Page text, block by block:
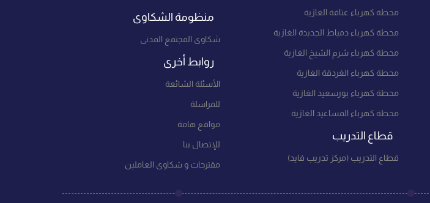
محطة كهرباء عتاقة الغازية
محطة كهرباء دمياط الجديدة الغازية
محطة كهرباء شرم الشيخ الغازية
محطة كهرباء الغردقة الغازية
محطة كهرباء بورسعيد الغازية
محطة كهرباء المساعيد الغازية
قطاع التدريب
قطاع التدريب (مركز تدريب فايد)
منظومة الشكاوى
شكاوى المجتمع المدنى
روابط أخرى
الأسئلة الشائعة
للمراسلة
مواقع هامة
للإتصال بنا
مقترحات و شكاوى العاملين